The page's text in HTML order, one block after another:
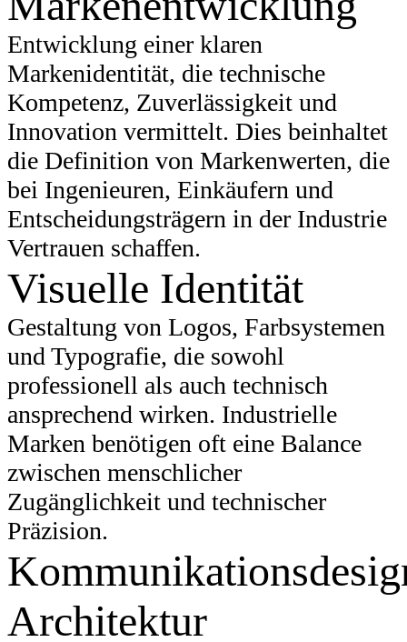
Entwicklung einer klaren
Markenidentität, die technische
Kompetenz, Zuverlässigkeit und
Innovation vermittelt. Dies beinhaltet
die Definition von Markenwerten, die
bei Ingenieuren, Einkäufern und
Entscheidungsträgern in der Industrie
Vertrauen schaffen.
Visuelle Identität
Gestaltung von Logos, Farbsystemen
und Typografie, die sowohl
professionell als auch technisch
ansprechend wirken. Industrielle
Marken benötigen oft eine Balance
zwischen menschlicher
Zugänglichkeit und technischer
Präzision.
Architektur